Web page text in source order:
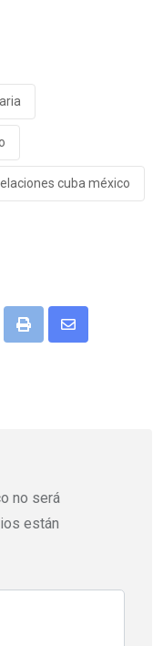
cuba méxico
Print
Share
no será
están